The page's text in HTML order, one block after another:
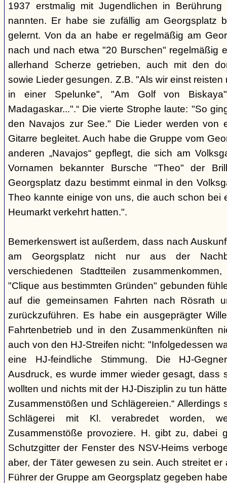
1937 erstmalig mit Jugendlichen in
nannten. Er habe sie zufällig am Georgsplatz
gelernt. Von da an habe er regelmäßig am
nach und nach etwa "20 Burschen" regelmäßig
allerhand Scherze getrieben, auch mit den
sowie Lieder gesungen. Z.B. "Als wir einst
in einer Spelunke", "Am Golf von
Madagaskar...".“ Die vierte Strophe laute: "So
den Navajos zur See." Die Lieder werden von
Gitarre begleitet. Auch habe die Gruppe vom
anderen „Navajos“ gepflegt, die sich am
Vornamen bekannter Bursche "Theo" der
Georgsplatz dazu bestimmt einmal in den
Theo kannte einige von uns, die auch schon bei
Heumarkt verkehrt hatten.".
Bemerkenswert ist außerdem, dass nach
am Georgsplatz nicht nur aus der
verschiedenen Stadtteilen
"Clique aus bestimmten Gründen" gebunden
auf die gemeinsamen Fahrten nach Rösrath
zurückzuführen. Es habe ein ausgeprägter
Fahrtenbetrieb und in den Zusammenkünften
auch von den HJ-Streifen nicht: "Infolgedessen
eine HJ-feindliche Stimmung. Die HJ-
Ausdruck, es wurde immer wieder gesagt, dass
wollten und nichts mit der HJ-Disziplin zu tun
Zusammenstößen und Schlägereien.“ Allerdings
Schlägerei mit Kl. verabredet worden,
Zusammenstöße provoziere. H. gibt zu, dabei
Schutzgitter der Fenster des NSV-Heims
aber, der Täter gewesen zu sein. Auch streitet
Führer der Gruppe am Georgsplatz gegeben